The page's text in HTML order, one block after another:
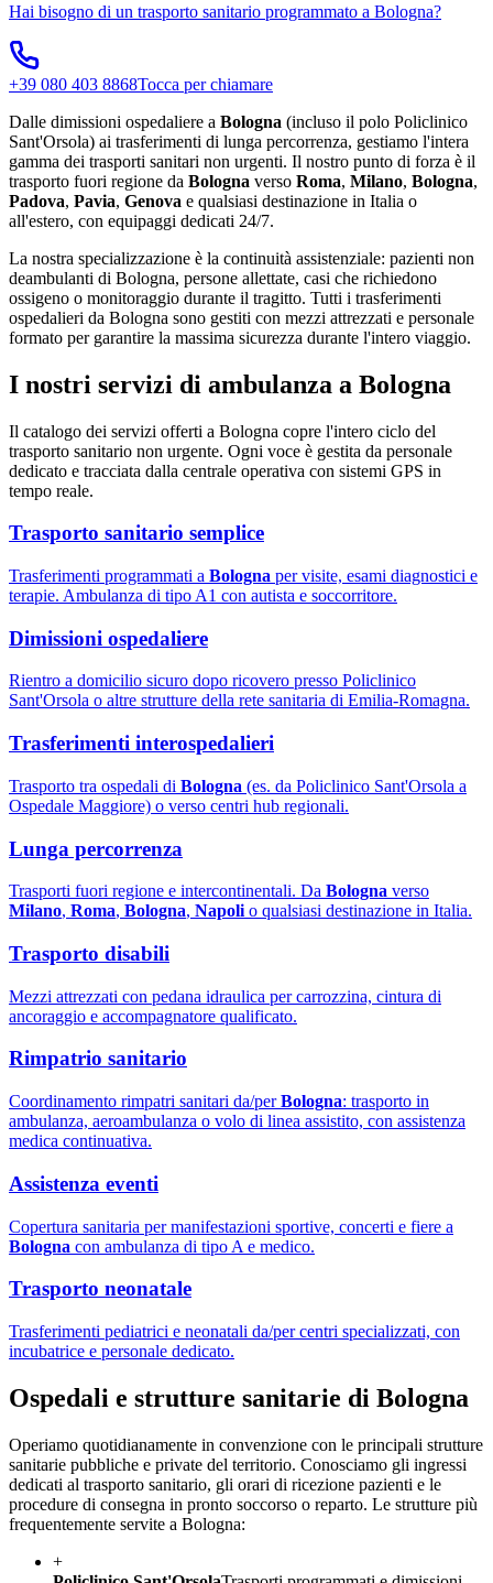
Hai bisogno di un trasporto sanitario programmato a Bologna?
+39 080 403 8868Tocca per chiamare
Dalle dimissioni ospedaliere a Bologna (incluso il polo Policlinico
Sant'Orsola) ai trasferimenti di lunga percorrenza, gestiamo l'intera
gamma dei trasporti sanitari non urgenti. Il nostro punto di forza è il
trasporto fuori regione da Bologna verso Roma, Milano, Bologna,
Padova, Pavia, Genova e qualsiasi destinazione in Italia o
all'estero, con equipaggi dedicati 24/7.
La nostra specializzazione è la continuità assistenziale: pazienti non
deambulanti di Bologna, persone allettate, casi che richiedono
ossigeno o monitoraggio durante il tragitto. Tutti i trasferimenti
ospedalieri da Bologna sono gestiti con mezzi attrezzati e personale
formato per garantire la massima sicurezza durante l'intero viaggio.
I nostri servizi di ambulanza a Bologna
Il catalogo dei servizi offerti a Bologna copre l'intero ciclo del
trasporto sanitario non urgente. Ogni voce è gestita da personale
dedicato e tracciata dalla centrale operativa con sistemi GPS in
tempo reale.
Trasporto sanitario semplice
Trasferimenti programmati a Bologna per visite, esami diagnostici e
terapie. Ambulanza di tipo A1 con autista e soccorritore.
Dimissioni ospedaliere
Rientro a domicilio sicuro dopo ricovero presso Policlinico
Sant'Orsola o altre strutture della rete sanitaria di Emilia-Romagna.
Trasferimenti interospedalieri
Trasporto tra ospedali di Bologna (es. da Policlinico Sant'Orsola a
Ospedale Maggiore) o verso centri hub regionali.
Lunga percorrenza
Trasporti fuori regione e intercontinentali. Da Bologna verso
Milano, Roma, Bologna, Napoli o qualsiasi destinazione in Italia.
Trasporto disabili
Mezzi attrezzati con pedana idraulica per carrozzina, cintura di
ancoraggio e accompagnatore qualificato.
Rimpatrio sanitario
Coordinamento rimpatri sanitari da/perBologna: trasporto in
ambulanza, aeroambulanza o volo di linea assistito, con assistenza
medica continuativa.
Assistenza eventi
Copertura sanitaria per manifestazioni sportive, concerti e fiere a
Bologna con ambulanza di tipo A e medico.
Trasporto neonatale
Trasferimenti pediatrici e neonatali da/per centri specializzati, con
incubatrice e personale dedicato.
Ospedali e strutture sanitarie di Bologna
Operiamo quotidianamente in convenzione con le principali strutture
sanitarie pubbliche e private del territorio. Conosciamo gli ingressi
dedicati al trasporto sanitario, gli orari di ricezione pazienti e le
procedure di consegna in pronto soccorso o reparto. Le strutture più
frequentemente servite a Bologna:
+